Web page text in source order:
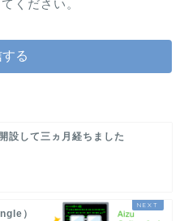
ください。
設して三ヵ月経ちました
）